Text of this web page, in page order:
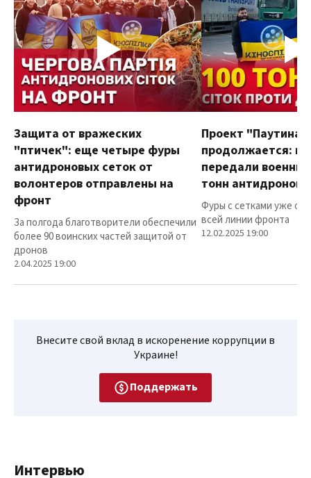
Защита от вражеских
"птичек": еще четыре фуры
антидроновых сеток от
волонтеров отправлены на
фронт
За полгода благотворители обеспечили
более 90 воинских частей защитой от
дронов
2.04.2025 19:00
Проект "Паутина"
продолжается:
передали
тонн
Фуры с сетками уже
всей линии фронта
12.02.2025 19:00
Внесите свой вклад в искоренение коррупции в
Украине!
Поддержать
Интервью